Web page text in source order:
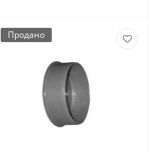
Продано